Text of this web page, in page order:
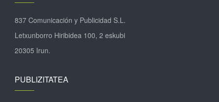
837 Comunicación y Publicidad S.L.
Letxunborro Hiribidea 100, 2 eskubi
20305 Irun.
PUBLIZITATEA